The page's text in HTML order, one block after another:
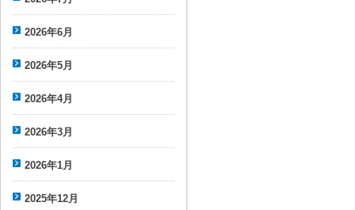
2026年6月
2026年5月
2026年4月
2026年3月
2026年1月
2025年12月